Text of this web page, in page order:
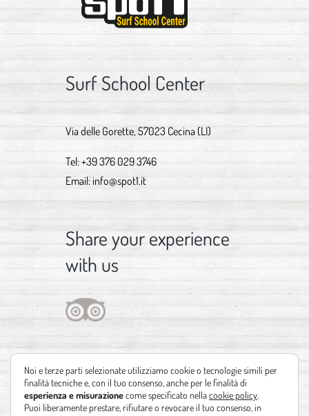
Surf School Center
Via delle Gorette, 57023 Cecina (LI)
Tel:+39 376 029 3746
Email: info@spot1.it
Share your experience
with us
Noi e terze parti selezionate utilizziamo cookie o tecnologie simili per
finalità tecniche e, con il tuo consenso, anche per le finalità di
esperienza e misurazionecome specificato nellacookie policy
Puoi liberamente prestare, rifiutare o revocare il tuo consenso, in